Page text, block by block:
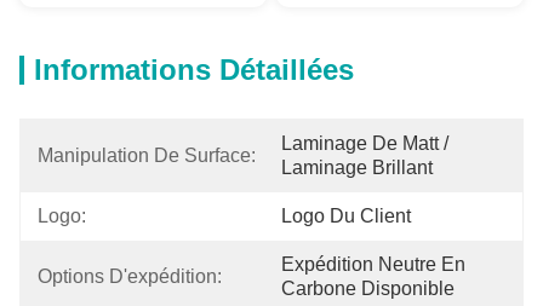
Informations Détaillées
Manipulation De Surface:
Laminage De Matt /
Laminage Brillant
Logo: Logo Du Client
Options D'expédition:
Expédition Neutre En
Carbone Disponible